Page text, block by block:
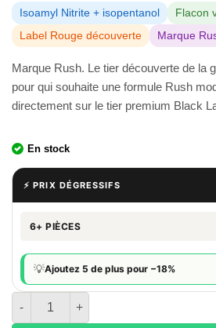
Isoamyl Nitrite + isopentanol
Flacon
Label Rouge découverte
Marque
Marque Rush. Le tier découverte de la
pour qui souhaite une formule Rush
directement sur le tier premium Black
En stock
⚡ PRIX DÉGRESSIFS
6+ PIÈCES
💡Ajoutez 5 de plus pour −18%
quantité de Poppers Radikal by